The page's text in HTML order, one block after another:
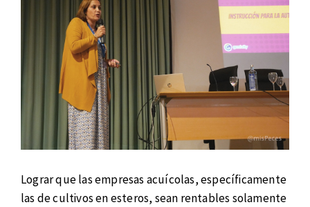
Lograr que las empresas acuícolas, específicamente
las de cultivos en esteros, sean rentables solamente